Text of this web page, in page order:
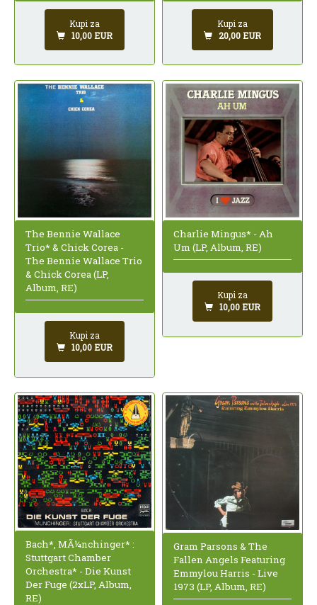
Kupi za
10,00 EUR
Kupi za
20,00 EUR
The Bennie Wallace
Trio* & Chick Corea -
The Bennie Wallace Trio
& Chick Corea (LP,
Album, RE)
Kupi za
10,00 EUR
Charlie Mingus* - Ah
Um (LP, Album, RE)
Kupi za
10,00 EUR
Bach*, MÃ¼nchinger* :
Stuttgart Chamber
Orchestra* - Die Kunst
Der Fuge (2xLP, Album,
RE)
Gram Parsons & The
Fallen Angels Featuring
Emmylou Harris - Live
1973 (LP, Album, RE)